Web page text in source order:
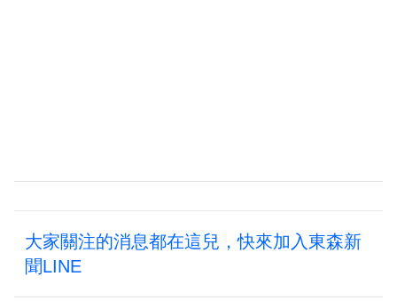
大家關注的消息都在這兒，快來加入東森新
聞LINE